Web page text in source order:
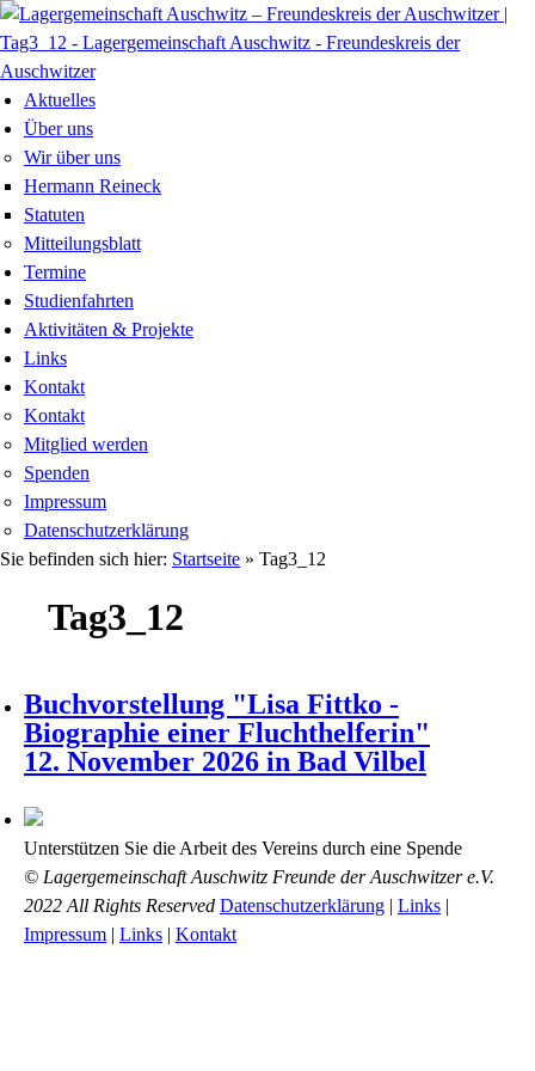
Aktuelles
Über uns
Wir über uns
Hermann Reineck
Statuten
Mitteilungsblatt
Termine
Studienfahrten
Aktivitäten & Projekte
Links
Kontakt
Kontakt
Mitglied werden
Spenden
Impressum
Datenschutzerklärung
Sie befinden sich hier: Startseite » Tag3_12
Tag3_12
Buchvorstellung "Lisa Fittko -
Biographie einer Fluchthelferin"
12. November 2026 in Bad Vilbel
Unterstützen Sie die Arbeit des Vereins durch eine Spende
© Lagergemeinschaft Auschwitz Freunde der Auschwitzer e.V.
2022 All Rights Reserved Datenschutzerklärung | Links |
Impressum | Links | Kontakt